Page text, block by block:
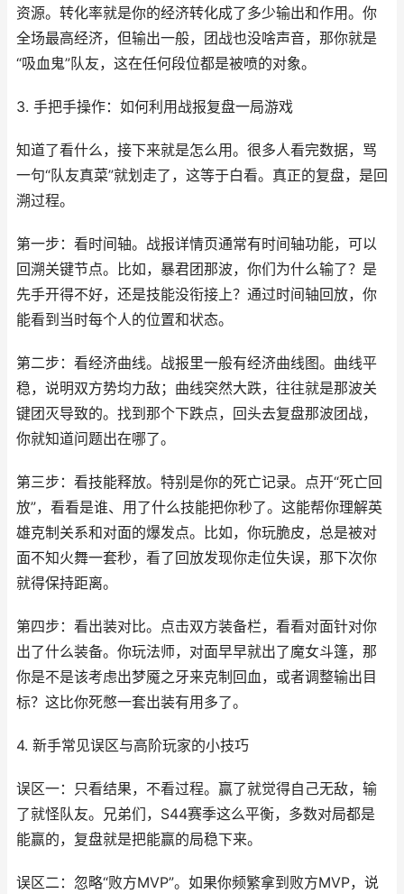
资源。转化率就是你的经济转化成了多少输出和作用。你
全场最高经济，但输出一般，团战也没啥声音，那你就是
“吸血鬼”队友，这在任何段位都是被喷的对象。
3. 手把手操作：如何利用战报复盘一局游戏
知道了看什么，接下来就是怎么用。很多人看完数据，骂
一句“队友真菜”就划走了，这等于白看。真正的复盘，是回
溯过程。
第一步：看时间轴。战报详情页通常有时间轴功能，可以
回溯关键节点。比如，暴君团那波，你们为什么输了？是
先手开得不好，还是技能没衔接上？通过时间轴回放，你
能看到当时每个人的位置和状态。
第二步：看经济曲线。战报里一般有经济曲线图。曲线平
稳，说明双方势均力敌；曲线突然大跌，往往就是那波关
键团灭导致的。找到那个下跌点，回头去复盘那波团战，
你就知道问题出在哪了。
第三步：看技能释放。特别是你的死亡记录。点开“死亡回
放”，看看是谁、用了什么技能把你秒了。这能帮你理解英
雄克制关系和对面的爆发点。比如，你玩脆皮，总是被对
面不知火舞一套秒，看了回放发现你走位失误，那下次你
就得保持距离。
第四步：看出装对比。点击双方装备栏，看看对面针对你
出了什么装备。你玩法师，对面早早就出了魔女斗篷，那
你是不是该考虑出梦魇之牙来克制回血，或者调整输出目
标？这比你死憋一套出装有用多了。
4. 新手常见误区与高阶玩家的小技巧
误区一：只看结果，不看过程。赢了就觉得自己无敌，输
了就怪队友。兄弟们，S44赛季这么平衡，多数对局都是
能赢的，复盘就是把能赢的局稳下来。
误区二：忽略“败方MVP”。如果你频繁拿到败方MVP，说